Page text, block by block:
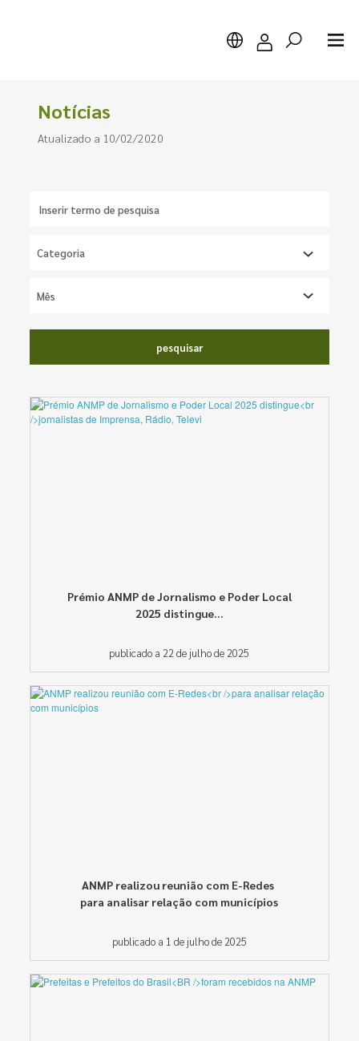
Notícias
Atualizado a 10/02/2020
pesquisar
Prémio ANMP de Jornalismo e Poder Local
2025 distingue...
publicado a 22 de julho de 2025
ANMP realizou reunião com E-Redes
para analisar relação com municípios
publicado a 1 de julho de 2025